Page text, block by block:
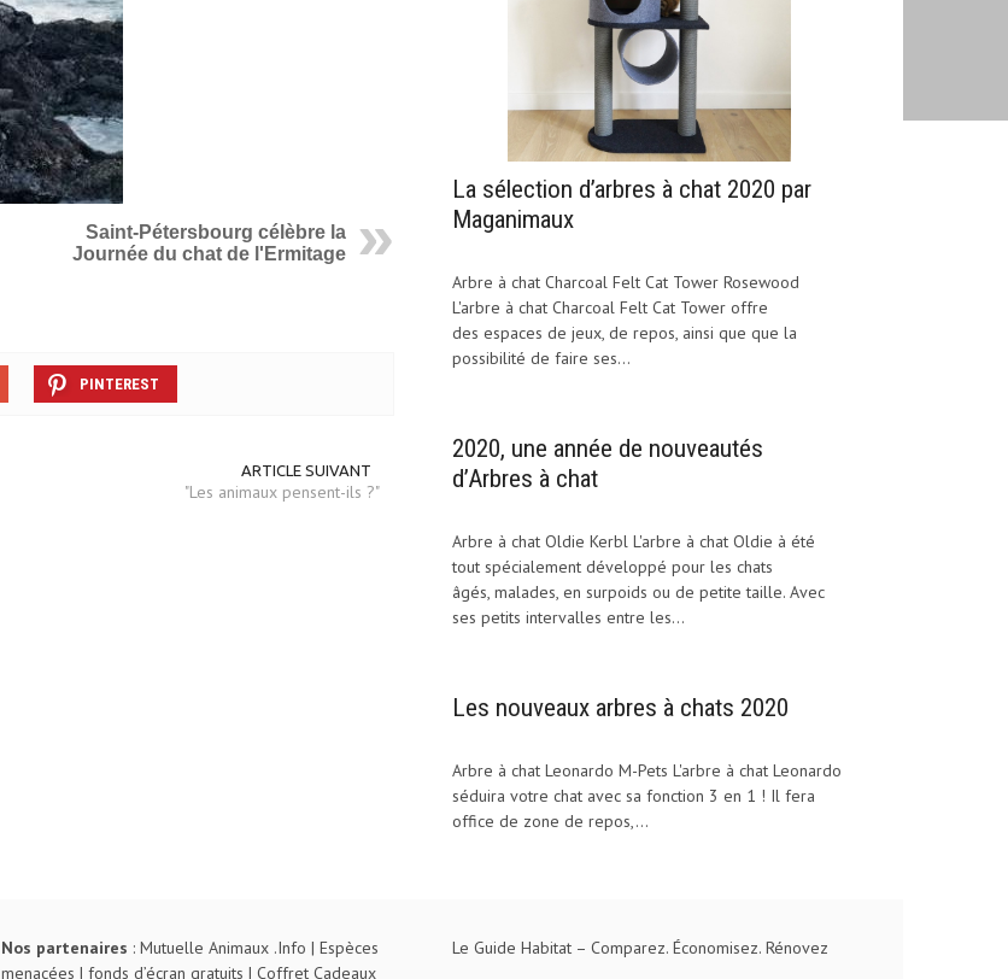
Saint-Pétersbourg célèbre la
Journée du chat de l'Ermitage
PINTEREST
ARTICLE SUIVANT
"Les animaux pensent-ils ?"
La sélection d’arbres à chat 2020 par
Maganimaux
Arbre à chat Charcoal Felt Cat Tower Rosewood
L'arbre à chat Charcoal Felt Cat Tower offre
des espaces de jeux, de repos, ainsi que que la
possibilité de faire ses...
2020, une année de nouveautés
d’Arbres à chat
Arbre à chat Oldie Kerbl L'arbre à chat Oldie à été
tout spécialement développé pour les chats
âgés, malades, en surpoids ou de petite taille. Avec
ses petits intervalles entre les...
Les nouveaux arbres à chats 2020
Arbre à chat Leonardo M-Pets L'arbre à chat Leonardo
séduira votre chat avec sa fonction 3 en 1 ! Il fera
office de zone de repos,...
Nos partenaires :Mutuelle Animaux .Info |Espèces
menacées |fonds d’écran gratuits |Coffret Cadeaux
Le Guide Habitat – Comparez. Économisez. Rénovez